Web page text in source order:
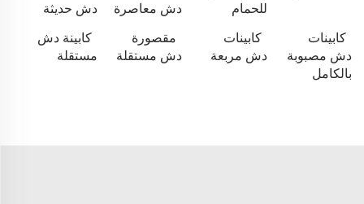
للحمام
دش معاصرة
دش حديثة
كابينات
دش مصبوبة
بالكامل
كابينات
دش مربعة
مقصورة
دش مستقلة
كابينة دش
مستقلة